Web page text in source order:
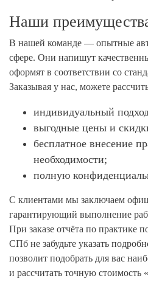
Наши
В нашей команде — опытные
сфере. Они напишут
оформят в соответствии со
Заказывая у нас, можете
индивидуальный
выгодные цены и
бесплатное внесение
необходимости;
полную
С клиентами мы заключаем
гарантирующий выполнение
При заказе отчёта по практике
СПб не забудьте указать
позволит подобрать для вас
и рассчитать точную стоимость